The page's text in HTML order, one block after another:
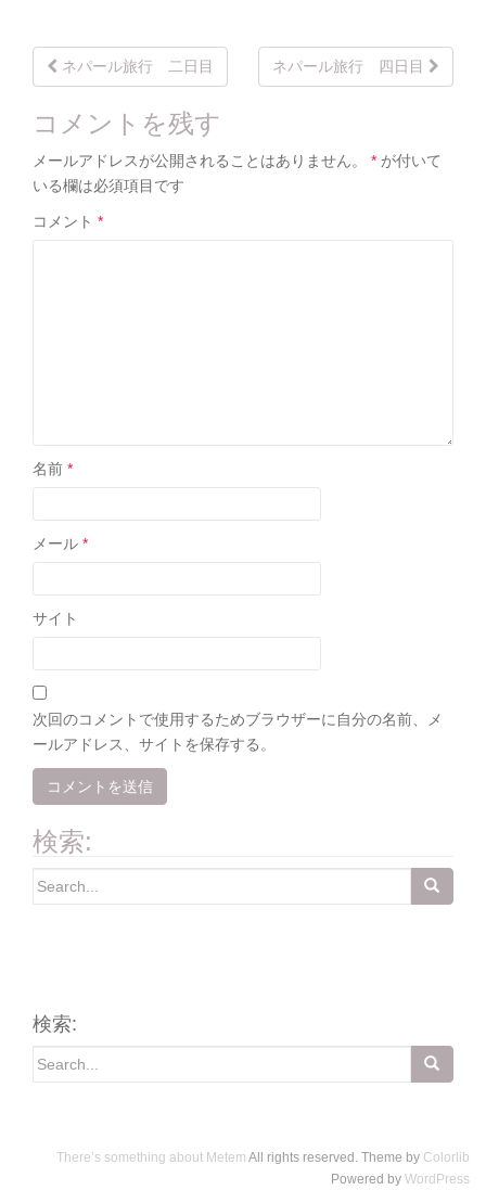
Post
navigation
ネパール旅行 二日目 ネパール旅行 四日目
コメントを残す
メールアドレスが公開されることはありません。 * が付いて
いる欄は必須項目です
コメント *
名前 *
メール *
サイト
次回のコメントで使用するためブラウザーに自分の名前、メ
ールアドレス、サイトを保存する。
検索:
Search
検索:
Search
There’s something about Metem All rights reserved. Theme by Colorlib
Powered by WordPress